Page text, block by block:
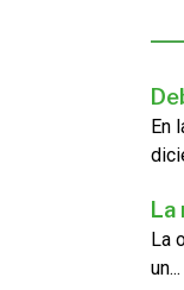
En
La
La
un...